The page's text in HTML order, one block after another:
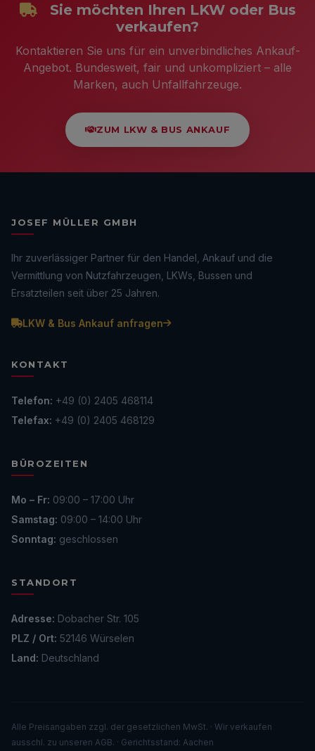
Sie möchten Ihren LKW oder Bus
verkaufen?
Kontaktieren Sie uns für ein unverbindliches Ankauf-
Angebot. Bundesweit, fair und unkompliziert – alle
Marken, auch Unfallfahrzeuge.
ZUM LKW & BUS ANKAUF
JOSEF MÜLLER GMBH
Ihr zuverlässiger Partner für den Handel, Ankauf und die
Vermittlung von Nutzfahrzeugen, LKWs, Bussen und
Ersatzteilen seit über 25 Jahren.
LKW & Bus Ankauf anfragen
KONTAKT
Telefon: +49 (0) 2405 468114
Telefax: +49 (0) 2405 468129
BÜROZEITEN
Mo – Fr: 09:00 – 17:00 Uhr
Samstag: 09:00 – 14:00 Uhr
Sonntag: geschlossen
STANDORT
Adresse: Dobacher Str. 105
PLZ / Ort: 52146 Würselen
Land: Deutschland
Alle Preisangaben zzgl. der gesetzlichen MwSt. · Wir verkaufen
ausschl. zu unseren AGB. · Gerichtsstand: Aachen